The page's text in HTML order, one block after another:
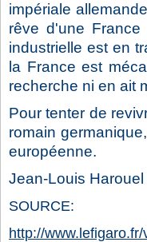
impériale
rêve d'une France
industrielle est en
la France est
recherche ni en ait
Pour tenter de
romain
européenne.
Jean-Louis Harouel
SOURCE:
http://